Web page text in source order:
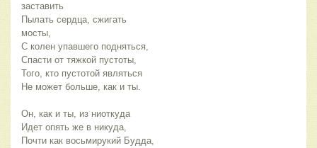
заставить
Пылать сердца, сжигать
мосты,
С колен упавшего подняться,
Спасти от тяжкой пустоты,
Того, кто пустотой являться
Не может больше, как и ты.
Он, как и ты, из ниоткуда
Идет опять же в никуда,
Почти как восьмирукий Будда,